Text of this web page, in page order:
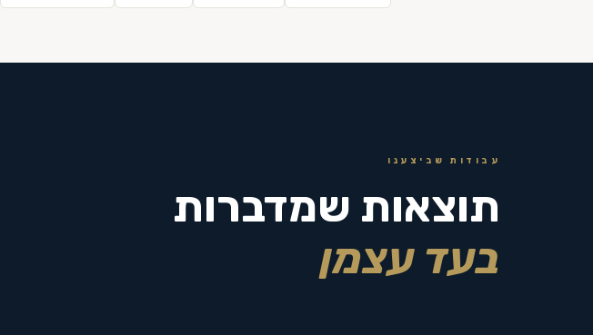
עבודות שביצענו
תוצאות שמדברות
בעד עצמן